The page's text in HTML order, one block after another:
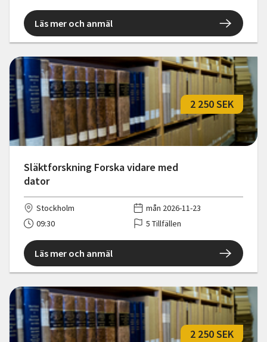
Läs mer och anmäl
Släktforskning Forska vidare med
dator
2 250 SEK
Stockholm
mån 2026-11-23
09:30
5 Tillfällen
Läs mer och anmäl
2 250 SEK